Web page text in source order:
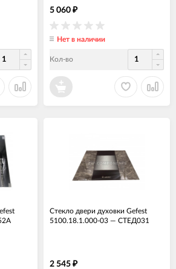
5 060 ₽
Нет в наличии
Кол-во
Стекло двери духовки Gefest
5100.18.1.000-03 — СТЕД031
2 545 ₽